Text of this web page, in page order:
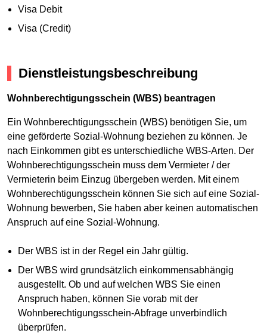
Visa Debit
Visa (Credit)
Dienstleistungsbeschreibung
Wohnberechtigungsschein (WBS) beantragen
Ein Wohnberechtigungsschein (WBS) benötigen Sie, um
eine geförderte Sozial-Wohnung beziehen zu können. Je
nach Einkommen gibt es unterschiedliche WBS-Arten. Der
Wohnberechtigungsschein muss dem Vermieter / der
Vermieterin beim Einzug übergeben werden. Mit einem
Wohnberechtigungsschein können Sie sich auf eine Sozial-
Wohnung bewerben, Sie haben aber keinen automatischen
Anspruch auf eine Sozial-Wohnung.
Der WBS ist in der Regel ein Jahr gültig.
Der WBS wird grundsätzlich einkommensabhängig
ausgestellt. Ob und auf welchen WBS Sie einen
Anspruch haben, können Sie vorab mit der
Wohnberechtigungsschein-Abfrage unverbindlich
überprüfen.